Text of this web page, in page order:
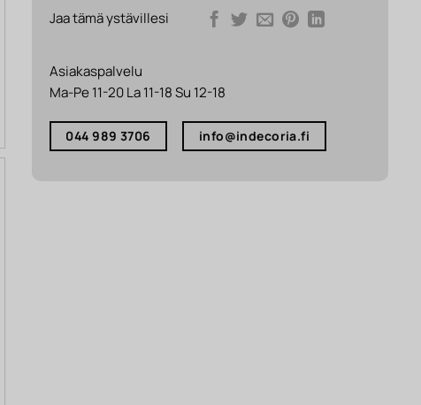
Jaa tämä ystävillesi
Asiakaspalvelu
Ma-Pe 11-20 La 11-18 Su 12-18
044 989 3706 info@indecoria.fi